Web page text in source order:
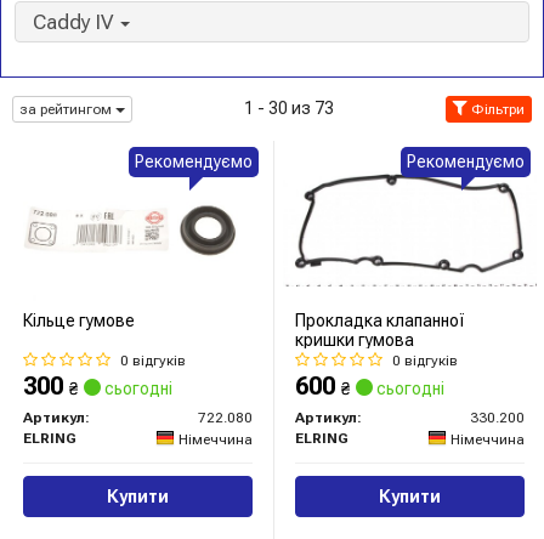
Caddy IV
за рейтингом 1 - 30 из 73 Фільтри
Кільце гумове
0 відгуків
300 ₴ сьогодні
Артикул:
722.080
ELRING
Німеччина
Купити
Рекомендуємо
Прокладка клапанної
кришки гумова
0 відгуків
600 ₴ сьогодні
Артикул:
330.200
ELRING
Німеччина
Купити
Рекомендуємо